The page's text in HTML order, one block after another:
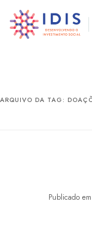
para
para
ARQUIVO DA TAG:
Publicado em